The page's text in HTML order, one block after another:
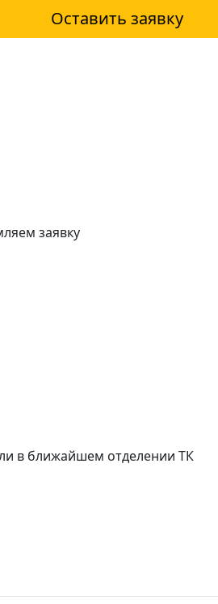
Оставить заявку
заявку
в ближайшем отделении ТК